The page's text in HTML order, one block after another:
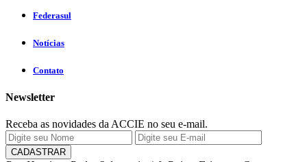
Federasul
Notícias
Contato
Newsletter
Receba as novidades da ACCIE no seu e-mail.